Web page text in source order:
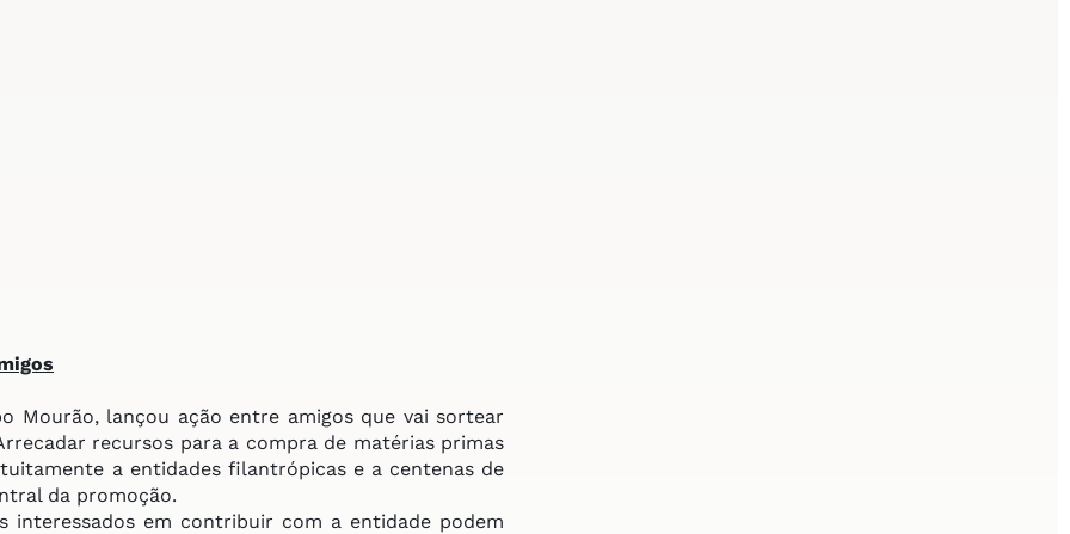
Mourão, lançou ação entre amigos que vai sortear
recursos para a compra de matérias primas
a entidades filantrópicas e a centenas de
da promoção.
em contribuir com a entidade podem